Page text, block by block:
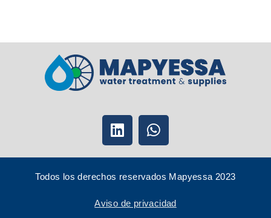
Todos los derechos reservados Mapyessa 2023
Aviso de privacidad